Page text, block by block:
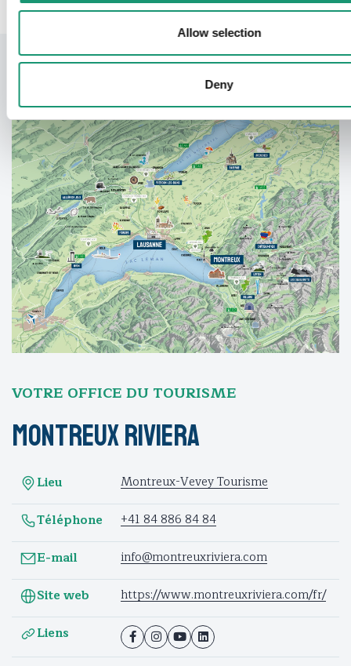
Allow selection
Deny
VOTRE OFFICE DU TOURISME
Montreux Riviera
Lieu
Montreux-Vevey Tourisme
Téléphone
+41 84 886 84 84
E-mail
info@montreuxriviera.com
Site web
https://www.montreuxriviera.com/fr/
Liens